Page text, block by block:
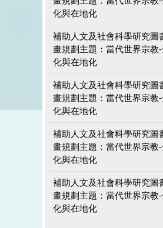
化與在地化
補助人文及社會科學研究圖
畫規劃主題：當代世界宗教
化與在地化
補助人文及社會科學研究圖
畫規劃主題：當代世界宗教
化與在地化
補助人文及社會科學研究圖
畫規劃主題：當代世界宗教
化與在地化
補助人文及社會科學研究圖
畫規劃主題：當代世界宗教
化與在地化